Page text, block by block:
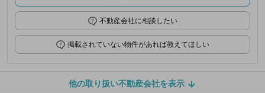
不動産会社に相談したい
掲載されていない物件があれば教えてほしい
他の取り扱い不動産会社を表示